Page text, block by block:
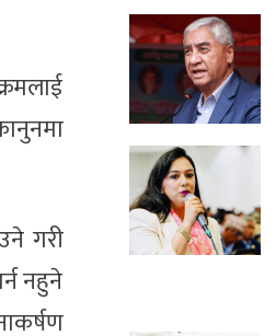
गरी
नहुने